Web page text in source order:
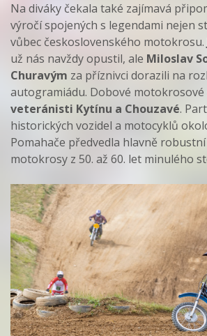
Na diváky čekala také zajímavá
výročí spojených s legendami nejen
vůbec československého motokrosu.
už nás navždy opustil, ale Miloslav
Churavým za příznivci dorazili na
autogramiádu. Dobové motokrosové
veteránisti Kytínu a Chouzavé.
historických vozidel a motocyklů
Pomahače předvedla hlavně
motokrosy z 50. až 60. let minulého